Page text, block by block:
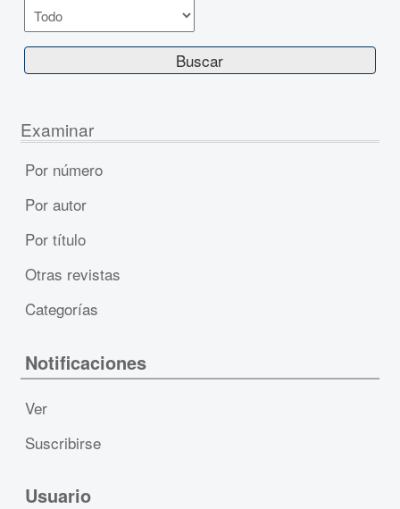
Examinar
Por número
Por autor
Por título
Otras revistas
Categorías
Notificaciones
Ver
Suscribirse
Usuario